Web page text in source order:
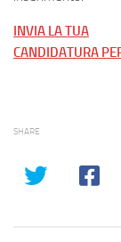
INVIA LA TUA
CANDIDATURA
SHARE